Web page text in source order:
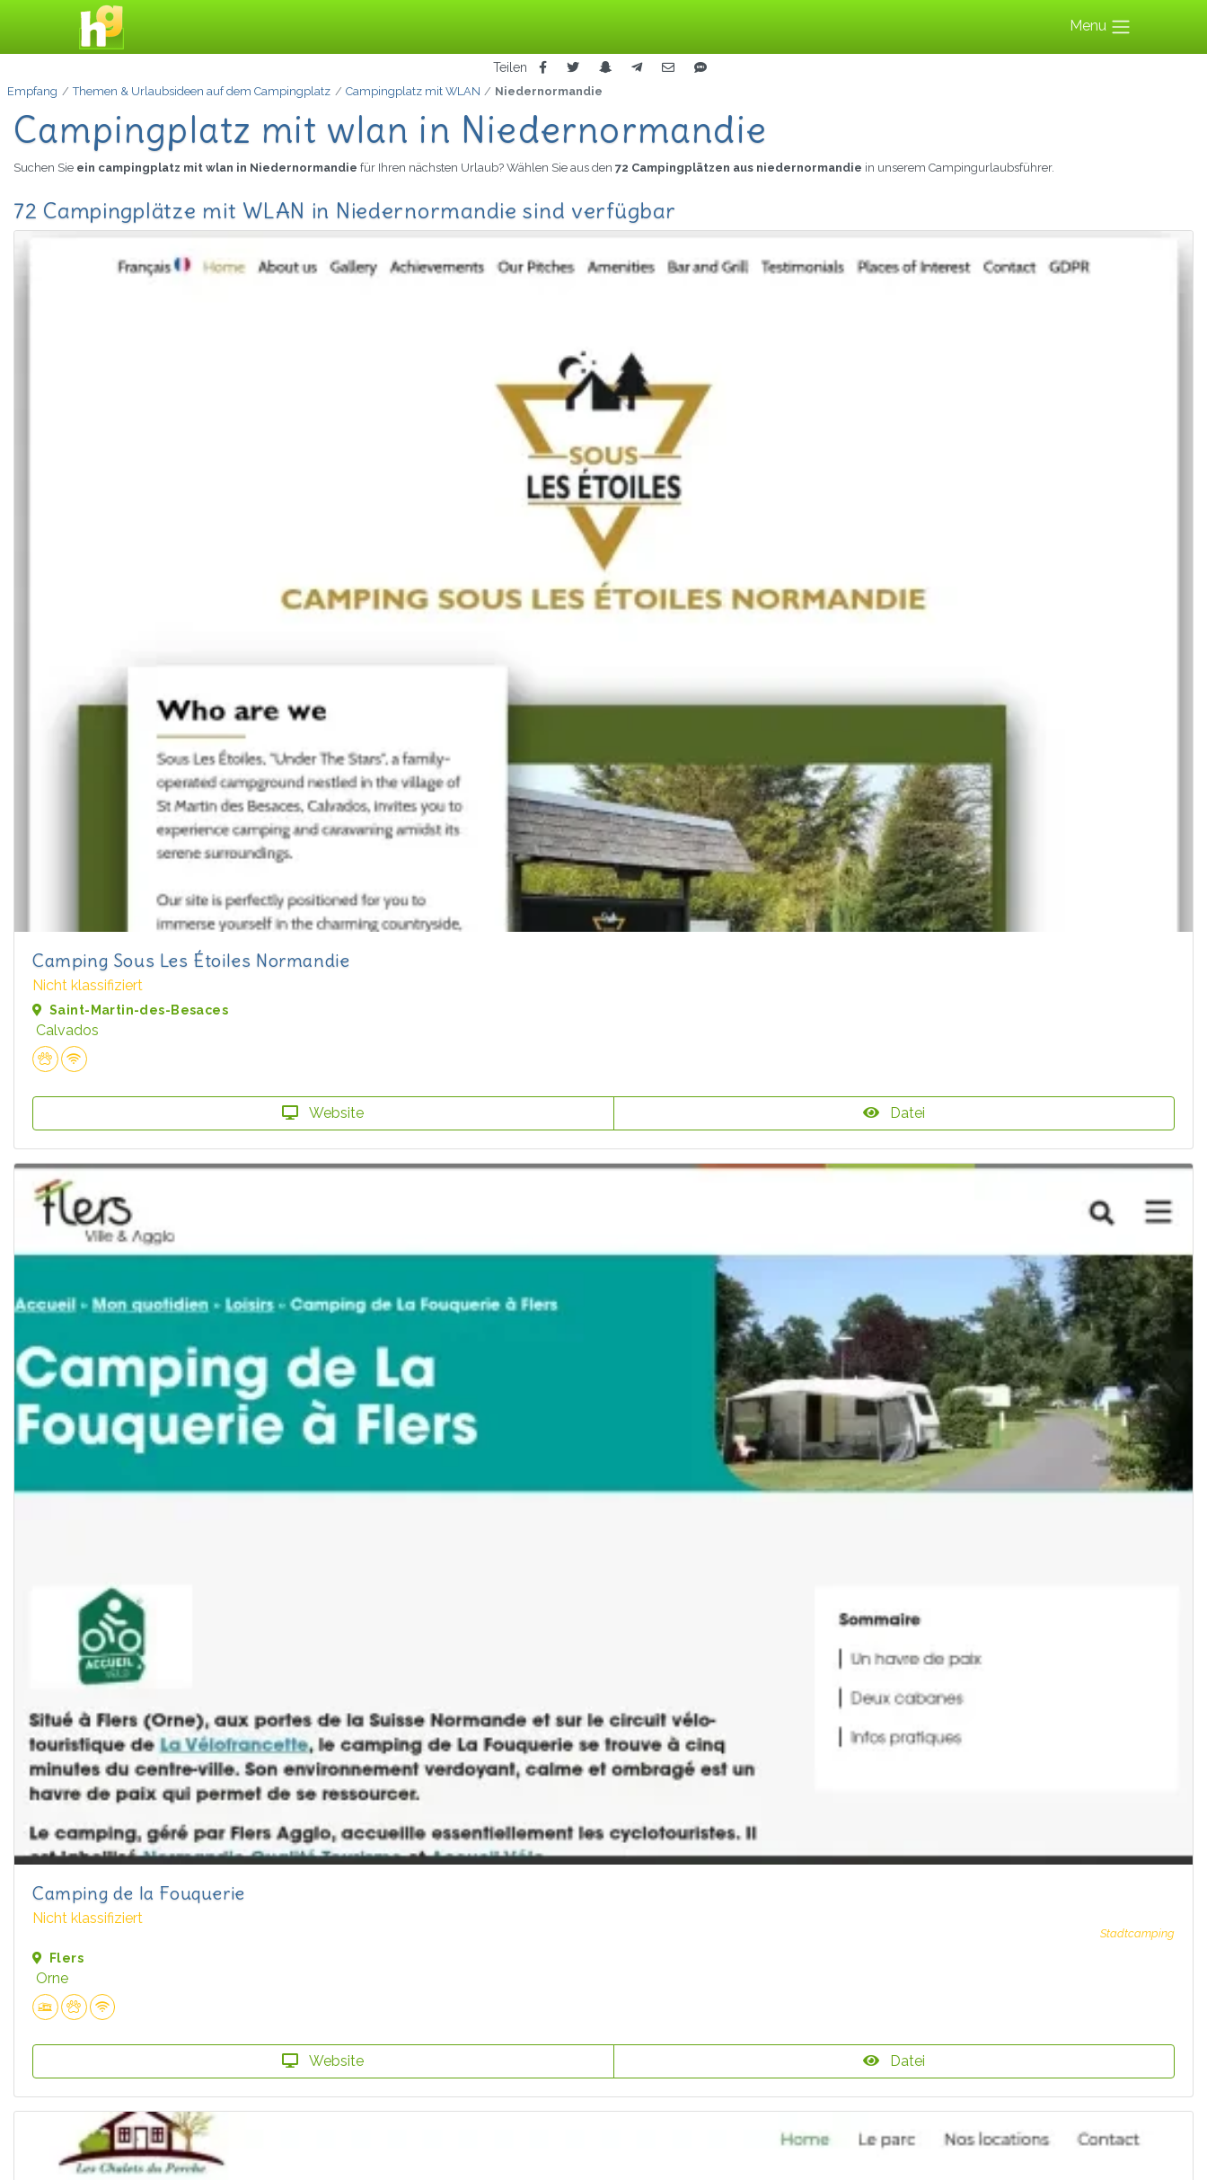
Menu
Teilen
Empfang Themen & Urlaubsideen auf dem Campingplatz Campingplatz mit WLAN Niedernormandie
Campingplatz mit wlan in Niedernormandie
Suchen Sie ein campingplatz mit wlan in Niedernormandie für Ihren nächsten Urlaub? Wählen Sie aus den 72 Campingplätzen aus niedernormandie in unserem Campingurlaubsführer.
72 Campingplätze mit WLAN in Niedernormandie sind verfügbar
Camping Sous Les Étoiles Normandie
Nicht klassifiziert
Saint-Martin-des-Besaces
Calvados
Website Datei
Camping de la Fouquerie
Nicht klassifiziert
Stadtcamping
Flers
Orne
Website Datei